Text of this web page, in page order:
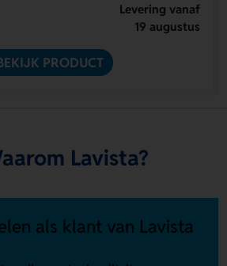
Levering vanaf
19 augustus
PRODUCT
Lavista?
als klant van Lavista